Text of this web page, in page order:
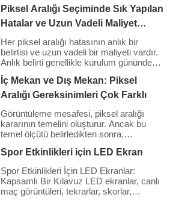
Piksel Aralığı Seçiminde Sık Yapılan
Hatalar ve Uzun Vadeli Maliyet
Sonuçları
Her piksel aralığı hatasının anlık bir
belirtisi ve uzun vadeli bir maliyeti vardır.
Anlık belirti genellikle kurulum gününde
görülür: yanlış görünen bir görüntü,
aşılmış bir bütçe, kağıt üzerinde
onayladıkları şeyden memnun olmayan
bir müşteri. Uzun vadeli maliyet daha az
görünürdür ancak genellikle çok daha
büyüktür: […]
İç Mekan ve Dış Mekan: Piksel
Aralığı Gereksinimleri Çok Farklı
Görüntüleme mesafesi, piksel aralığı
kararının temelini oluşturur. Ancak bu
temel ölçütü belirledikten sonra,
ayrı bir dizi gereksinim getirir ve iç ve dış
mekan kurulumları çok farklı yaklaşımlar
gerektirir. Birçok alıcının yaptığı hata,
piksel aralığını tamamen optik bir karar
olarak ele almaktır. […]
Spor Etkinlikleri için LED Ekran
Spor Etkinlikleri İçin LED Ekranlar:
Kapsamlı Bir Kılavuz LED ekranlar, canlı
maç görüntüleri, tekrarlar, skorlar,